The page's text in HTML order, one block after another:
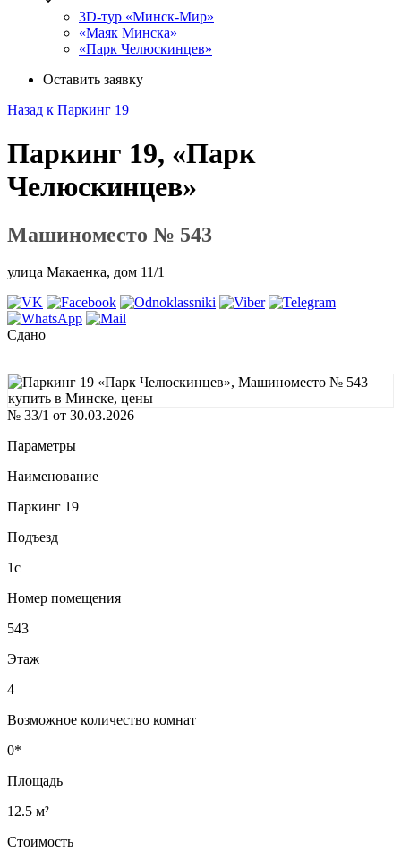
3D-тур «Минск-Мир»
«Маяк Минска»
«Парк Челюскинцев»
Оставить заявку
Назад к Паркинг 19
Паркинг 19, «Парк
Челюскинцев»
Машиноместо № 543
улица Макаенка, дом 11/1
Сдано
№ 33/1 от 30.03.2026
Параметры
Наименование
Паркинг 19
Подъезд
1с
Номер помещения
543
Этаж
4
Возможное количество комнат
0*
Площадь
12.5 м²
Стоимость